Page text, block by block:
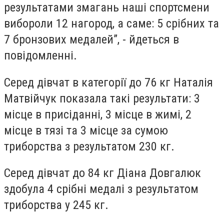
результатами змагань наші спортсмени
вибороли 12 нагород, а саме: 5 срібних та
7 бронзових медалей”, - йдеться в
повідомленні.
Серед дівчат в категорії до 76 кг Наталія
Матвійчук показала такі результати: 3
місце в присіданні, 3 місце в жимі, 2
місце в тязі та 3 місце за сумою
триборства з результатом 230 кг.
Серед дівчат до 84 кг Діана Довгалюк
здобула 4 срібні медалі з результатом
триборства у 245 кг.